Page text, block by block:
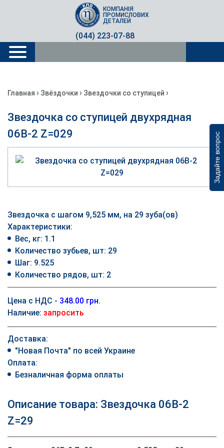
Задайте вопрос
(044) 223-07-88
КОМПАНІЯ
ПРОМИСЛОВИХ
ДЕТАЛЕЙ
Главная › Звёздочки › Звездочки со ступицей ›
Звездочка со ступицей двухрядная
06B-2 Z=029
Звездочка с шагом 9,525 мм, на 29 зуба(ов)
Характеристики:
Вес, кг: 1.1
Количество зубьев, шт: 29
Шаг: 9.525
Количество рядов, шт: 2
Цена с НДС - 348.00 грн.
Наличие: запросить
Доставка:
"Новая Почта" по всей Украине
Оплата:
Безналичная форма оплаты
Описание товара: Звездочка 06B-2
Z=29